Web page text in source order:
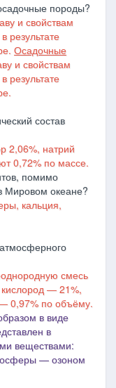
породы?
и свойствам
результате
Осадочные
и свойствам
результате
состав
2,06%, натрий
0,72% по массе.
помимо
Мировом океане?
кальция,
смесь
кислород ― 21%,
0,97% по объёму.
в виде
в
веществами:
— озоном